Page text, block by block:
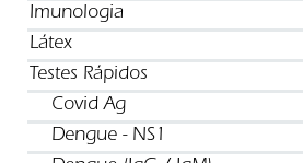
Imunologia
Látex
Testes Rápidos
Covid Ag
Dengue - NS1